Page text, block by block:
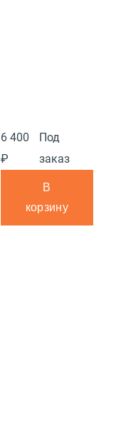
6 400
₽
Под
заказ
В
корзину